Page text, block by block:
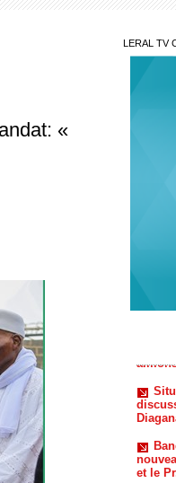
«
LERAL TV
et le